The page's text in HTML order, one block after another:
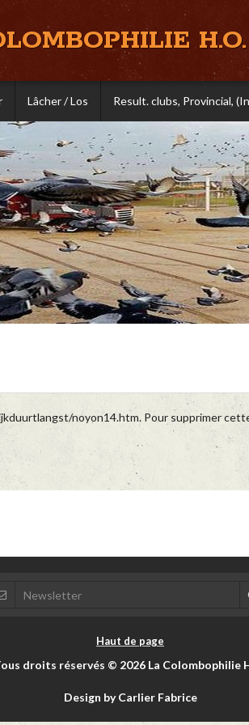
H.O.
Lâcher / Los Result. clubs, Provincial,
noyon14.htm. Pour supprimer
Haut de page
droits réservés © 2026 La Colombophilie
Design by Carlier Fabrice